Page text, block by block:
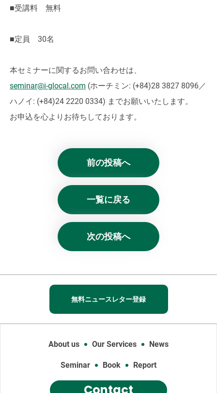
■受講料 無料
■定員 30名
本セミナーに関するお問い合わせは、
seminar@i-glocal.com (ホーチミン: (+84)28 3827 8096／
ハノイ: (+84)24 2220 0334) までお願いいたします。
お申込を心よりお待ちしております。
前の投稿へ
一覧に戻る
次の投稿へ
無料ニュースレター登録
About us Our Services News
Seminar Book Report